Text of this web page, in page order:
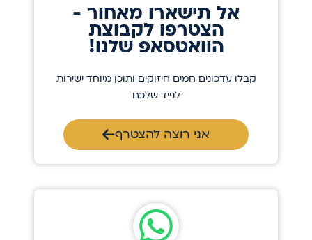
אל תישארו מאחור -
הצטרפו לקבוצת
הוואטסאפ שלנו!
קבלו עדכונים חמים חיזוקים ותוכן מיוחד ישירות
לנייד שלכם
אני רוצה להצטרף